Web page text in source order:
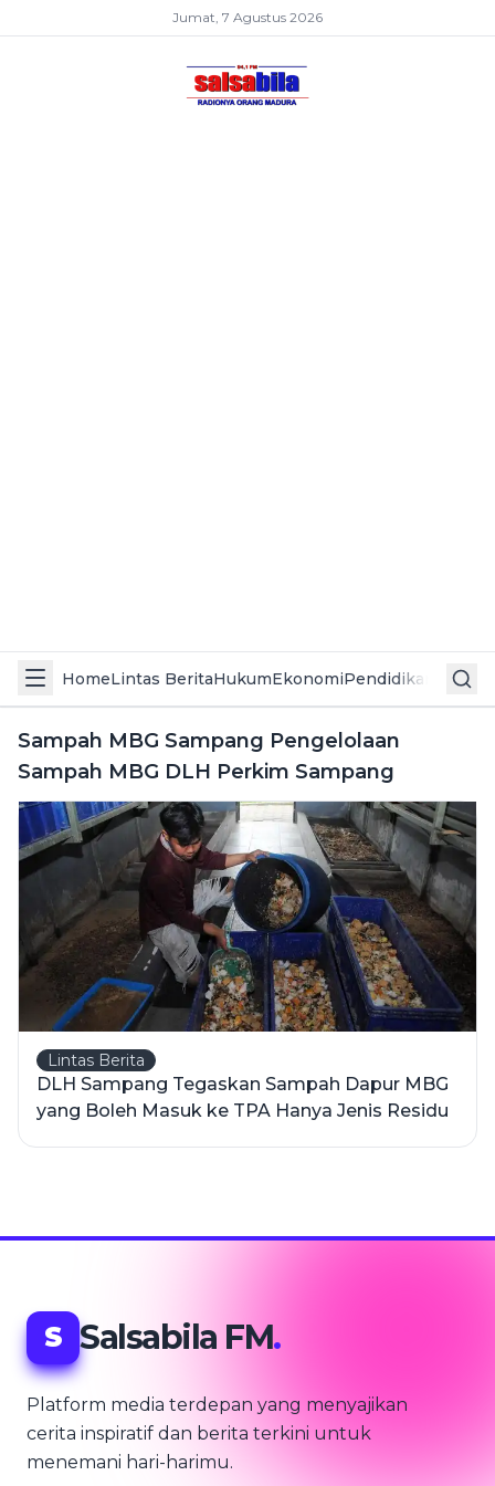
Jumat, 7 Agustus 2026
HomeLintas BeritaHukumEkonomiPendidikan Politik
Sampah MBG Sampang Pengelolaan
Sampah MBG DLH Perkim Sampang
Lintas Berita
DLH Sampang Tegaskan Sampah Dapur MBG
yang Boleh Masuk ke TPA Hanya Jenis Residu
S Salsabila FM.
Platform media terdepan yang menyajikan
cerita inspiratif dan berita terkini untuk
menemani hari-harimu.